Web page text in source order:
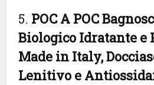
5. POC A POC
Biologico Idratante e
Made in Italy,
Lenitivo e